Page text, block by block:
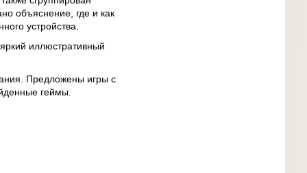
объяснение, где и как
устройства.
иллюстративный
Предложены игры с
геймы.